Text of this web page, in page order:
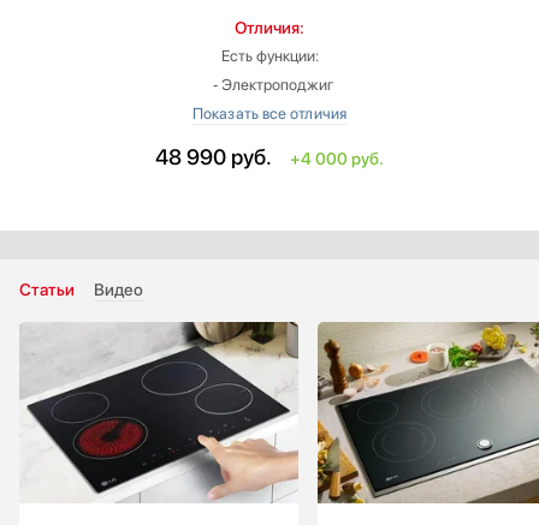
Отличия:
Есть функции:
‐ Электроподжиг
Общее количество конфорок: 2
Глубина: больше на 1 см
Ширина встраивания: меньше на 27.3 см
48 990 руб. +4 000 руб.
Статьи Видео